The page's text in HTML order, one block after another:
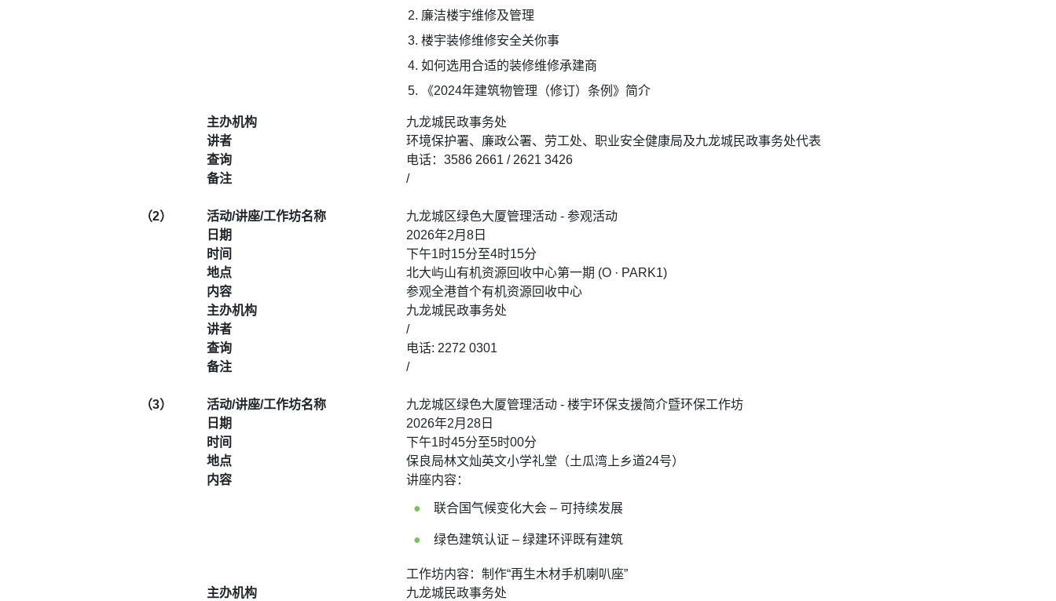
廉洁楼宇维修及管理
楼宇装修维修安全关你事
如何选用合适的装修维修承建商
《2024年建筑物管理（修订）条例》简介
主办机构
九龙城民政事务处
讲者
环境保护署、廉政公署、劳工处、职业安全健康局及九龙城民政事务处代表
查询
电话：3586 2661 / 2621 3426
备注
/
（2） 活动/讲座/工作坊名称
九龙城区绿色大厦管理活动 - 参观活动
日期
2026年2月8日
时间
下午1时15分至4时15分
地点
北大屿山有机资源回收中心第一期 (O · PARK1)
内容
参观全港首个有机资源回收中心
主办机构
九龙城民政事务处
讲者
/
查询
电话: 2272 0301
备注
/
（3） 活动/讲座/工作坊名称
九龙城区绿色大厦管理活动 - 楼宇环保支援简介暨环保工作坊
日期
2026年2月28日
时间
下午1时45分至5时00分
地点
保良局林文灿英文小学礼堂（土瓜湾上乡道24号）
内容
讲座内容：
联合国气候变化大会 – 可持续发展
绿色建筑认证 – 绿建环评既有建筑
工作坊内容：制作“再生木材手机喇叭座”
主办机构
九龙城民政事务处